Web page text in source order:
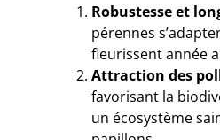
Robustesse et
pérennes
fleurissent année
Attraction des
favorisant la
un écosystème